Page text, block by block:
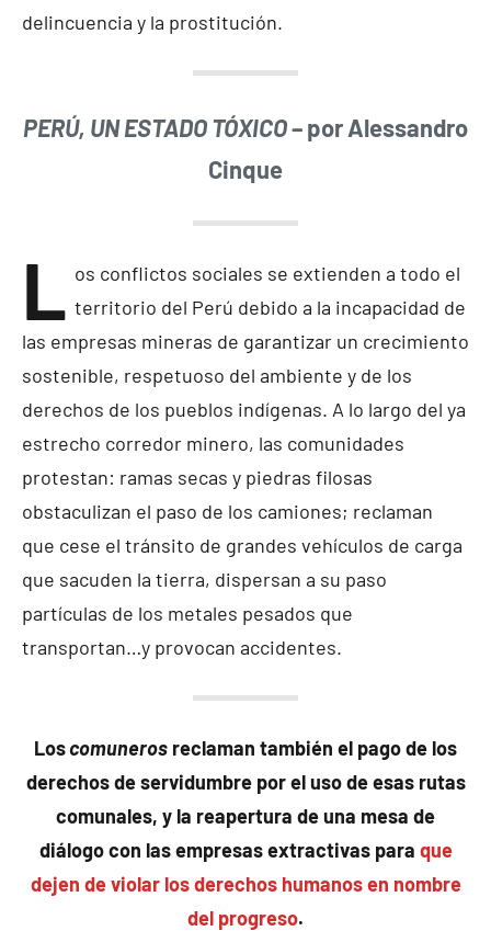
delincuencia y la prostitución.
PERÚ, UN ESTADO TÓXICO– por Alessandro
Cinque
L os conflictos sociales se extienden a todo el
territorio del Perú debido a la incapacidad de
las empresas mineras de garantizar un crecimiento
sostenible, respetuoso del ambiente y de los
derechos de los pueblos indígenas. A lo largo del ya
estrecho corredor minero, las comunidades
protestan: ramas secas y piedras filosas
obstaculizan el paso de los camiones; reclaman
que cese el tránsito de grandes vehículos de carga
que sacuden la tierra, dispersan a su paso
partículas de los metales pesados que
transportan…y provocan accidentes.
Loscomuneros reclaman también el pago de los
derechos de servidumbre por el uso de esas rutas
comunales, y la reapertura de una mesa de
diálogo con las empresas extractivas para que
dejen de violar los derechos humanos en nombre
del progreso.